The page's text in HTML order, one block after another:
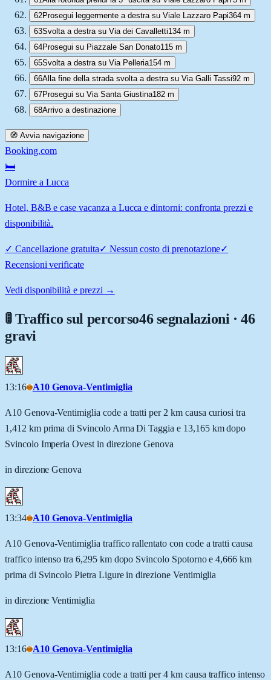
62Prosegui leggermente a destra su Viale Lazzaro Papi364 m
63Svolta a destra su Via dei Cavalletti134 m
64Prosegui su Piazzale San Donato115 m
65Svolta a destra su Via Pelleria154 m
66Alla fine della strada svolta a destra su Via Galli Tassi92 m
67Prosegui su Via Santa Giustina182 m
68Arrivo a destinazione
🧭 Avvia navigazione
Booking.com
🛏️
Dormire a Lucca
Hotel, B&B e case vacanza a Lucca e dintorni: confronta prezzi e
disponibilità.
✓ Cancellazione gratuita✓ Nessun costo di prenotazione✓
Recensioni verificate
Vedi disponibilità e prezzi →
🚦 Traffico sul percorso46 segnalazioni · 46
gravi
13:16 A10 Genova-Ventimiglia
A10 Genova-Ventimiglia code a tratti per 2 km causa curiosi tra
1,412 km prima di Svincolo Arma Di Taggia e 13,165 km dopo
Svincolo Imperia Ovest in direzione Genova
in direzione Genova
13:34 A10 Genova-Ventimiglia
A10 Genova-Ventimiglia traffico rallentato con code a tratti causa
traffico intenso tra 6,295 km dopo Svincolo Spotorno e 4,666 km
prima di Svincolo Pietra Ligure in direzione Ventimiglia
in direzione Ventimiglia
13:16 A10 Genova-Ventimiglia
A10 Genova-Ventimiglia code a tratti per 4 km causa traffico intenso